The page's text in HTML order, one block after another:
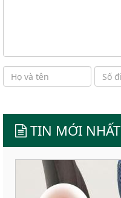
TIN MỚI NHẤT